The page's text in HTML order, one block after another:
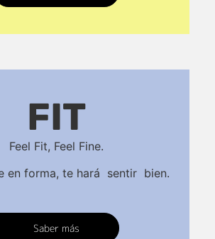
FIT
Feel Fit, Feel Fine.
en forma, te hará sentir bien.
Saber más